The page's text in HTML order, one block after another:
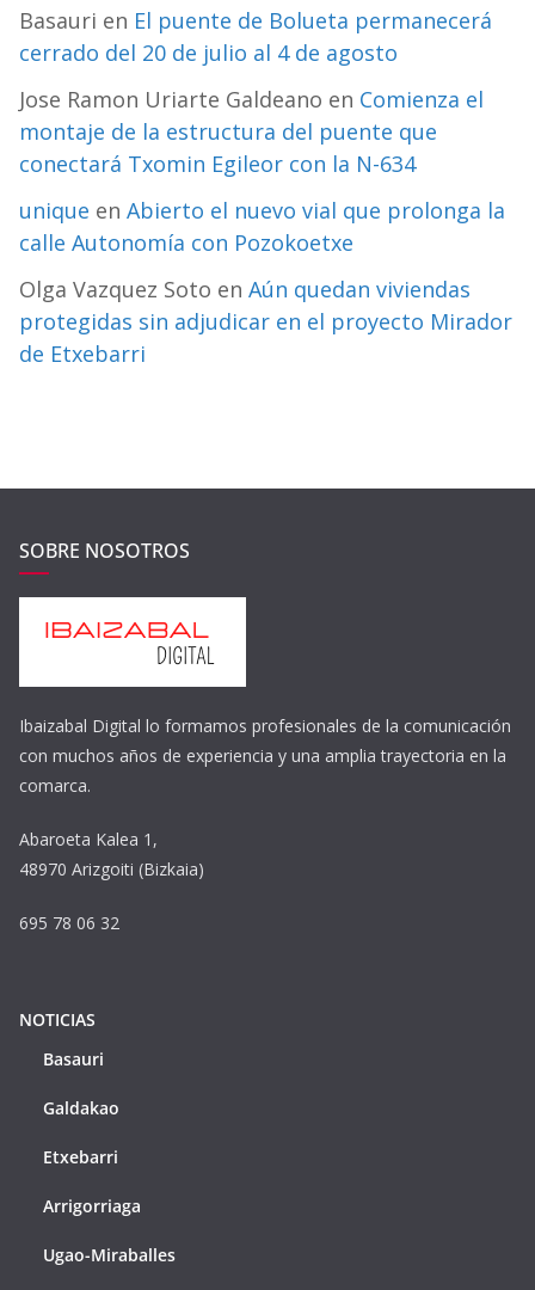
Basauri en El puente de Bolueta permanecerá
cerrado del 20 de julio al 4 de agosto
Jose Ramon Uriarte Galdeano en Comienza el
montaje de la estructura del puente que
conectará Txomin Egileor con la N-634
unique en Abierto el nuevo vial que prolonga la
calle Autonomía con Pozokoetxe
Olga Vazquez Soto en Aún quedan viviendas
protegidas sin adjudicar en el proyecto Mirador
de Etxebarri
SOBRE NOSOTROS
Ibaizabal Digital lo formamos profesionales de la comunicación
con muchos años de experiencia y una amplia trayectoria en la
comarca.
Abaroeta Kalea 1,
48970 Arizgoiti (Bizkaia)
695 78 06 32
NOTICIAS
Basauri
Galdakao
Etxebarri
Arrigorriaga
Ugao-Miraballes